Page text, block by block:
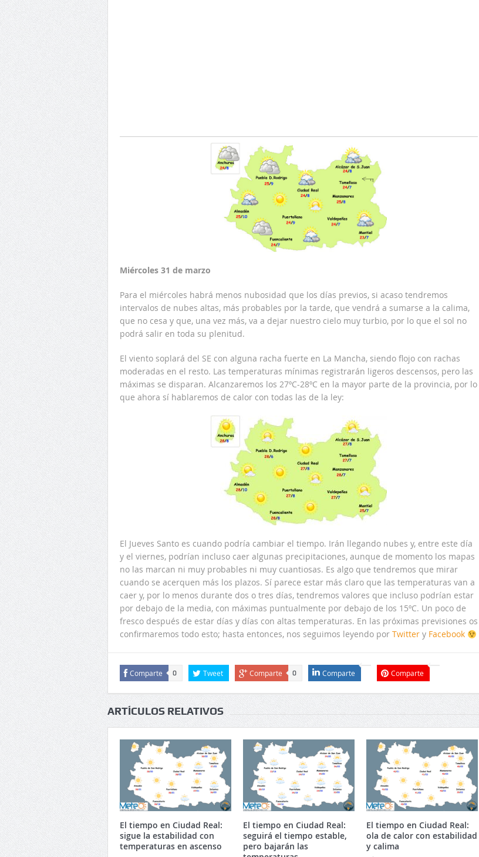
Miércoles 31 de marzo
Para el miércoles habrá menos nubosidad que los días previos, si acaso tendremos
intervalos de nubes altas, más probables por la tarde, que vendrá a sumarse a la calima,
que no cesa y que, una vez más, va a dejar nuestro cielo muy turbio, por lo que el sol no
podrá salir en toda su plenitud.
El viento soplará del SE con alguna racha fuerte en La Mancha, siendo flojo con rachas
moderadas en el resto. Las temperaturas mínimas registrarán ligeros descensos, pero las
máximas se disparan. Alcanzaremos los 27ºC-28ºC en la mayor parte de la provincia, por lo
que ahora sí hablaremos de calor con todas las de la ley:
El Jueves Santo es cuando podría cambiar el tiempo. Irán llegando nubes y, entre este día
y el viernes, podrían incluso caer algunas precipitaciones, aunque de momento los mapas
no las marcan ni muy probables ni muy cuantiosas. Es algo que tendremos que mirar
cuando se acerquen más los plazos. Sí parece estar más claro que las temperaturas van a
caer y, por lo menos durante dos o tres días, tendremos valores que incluso podrían estar
por debajo de la media, con máximas puntualmente por debajo de los 15ºC. Un poco de
fresco después de estar días y días con altas temperaturas. En las próximas previsiones os
confirmaremos todo esto; hasta entonces, nos seguimos leyendo por Twitter y Facebook
Comparte 0 Tweet Comparte 0 Comparte Comparte
ARTÍCULOS RELATIVOS
El tiempo en Ciudad Real:
sigue la estabilidad con
temperaturas en ascenso
El tiempo en Ciudad Real:
seguirá el tiempo estable,
pero bajarán las
El tiempo en Ciudad Real:
ola de calor con estabilidad
y calima